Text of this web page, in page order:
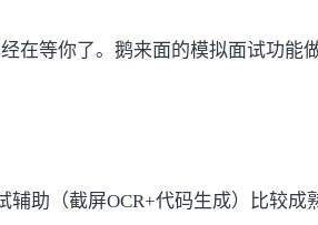
在等你了。 鹅来面的模拟面试功能
助（截屏OCR+代码生成）比较